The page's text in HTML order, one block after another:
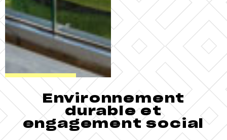
Environnement
durable et
engagement social